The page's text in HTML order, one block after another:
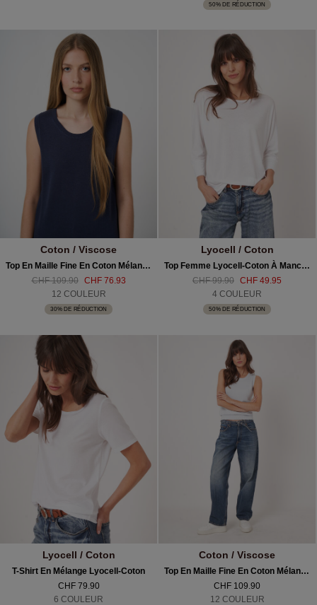
50% DE RÉDUCTION
Coton / Viscose
Top En Maille Fine En Coton Mélangé
CHF 109.90
CHF 76.93
12 COULEUR
30% DE RÉDUCTION
Lyocell / Coton
Top Femme Lyocell-Coton À Manches Chauve-Souris 3/4
CHF 99.90 CHF 49.95
4 COULEUR
50% DE RÉDUCTION
Lyocell / Coton
T-Shirt En Mélange Lyocell-Coton
CHF 79.90
6 COULEUR
Coton / Viscose
Top En Maille Fine En Coton Mélangé
CHF 109.90
12 COULEUR